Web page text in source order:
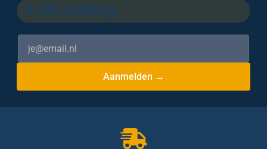
✦ 10% korting
Aanmelden →